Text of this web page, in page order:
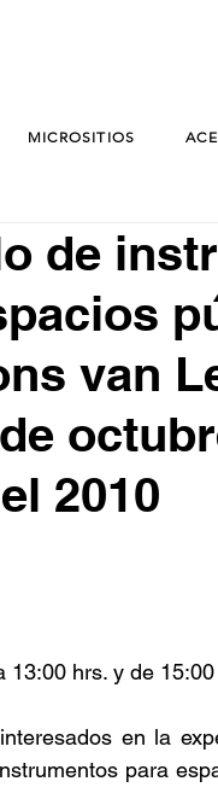
MICROSITIOS
de
van
2010
13:00 hrs. y de
en la
para